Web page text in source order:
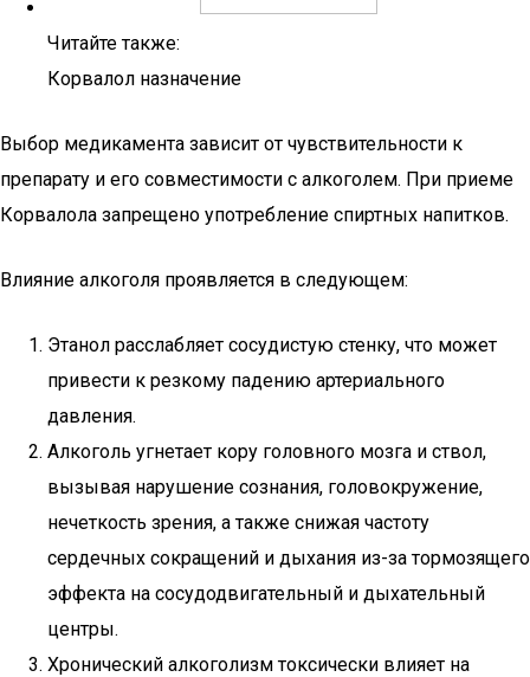
Читайте также:
Корвалол назначение
Выбор медикамента зависит от чувствительности к
препарату и его совместимости с алкоголем. При приеме
Корвалола запрещено употребление спиртных напитков.
Влияние алкоголя проявляется в следующем:
Этанол расслабляет сосудистую стенку, что может
привести к резкому падению артериального
давления.
Алкоголь угнетает кору головного мозга и ствол,
вызывая нарушение сознания, головокружение,
нечеткость зрения, а также снижая частоту
сердечных сокращений и дыхания из-за тормозящего
эффекта на сосудодвигательный и дыхательный
центры.
Хронический алкоголизм токсически влияет на